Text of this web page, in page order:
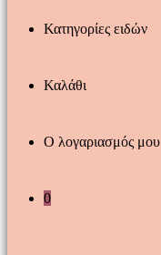
Κατηγορίες ειδών
Καλάθι
Ο λογαριασμός μου
0